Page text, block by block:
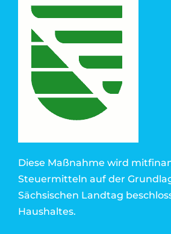
Diese Maßnahme wird
Steuermitteln auf der
Sächsischen Landtag
Haushaltes.